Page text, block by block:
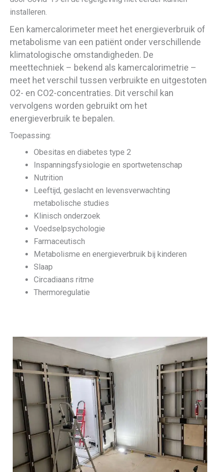
installeren.
Een kamercalorimeter meet het energieverbruik of
metabolisme van een patiënt onder verschillende
klimatologische omstandigheden. De
meettechniek – bekend als kamercalorimetrie –
meet het verschil tussen verbruikte en uitgestoten
O2- en CO2-concentraties. Dit verschil kan
vervolgens worden gebruikt om het
energieverbruik te bepalen.
Toepassing:
Obesitas en diabetes type 2
Inspanningsfysiologie en sportwetenschap
Nutrition
Leeftijd, geslacht en levensverwachting
metabolische studies
Klinisch onderzoek
Voedselpsychologie
Farmaceutisch
Metabolisme en energieverbruik bij kinderen
Slaap
Circadiaans ritme
Thermoregulatie